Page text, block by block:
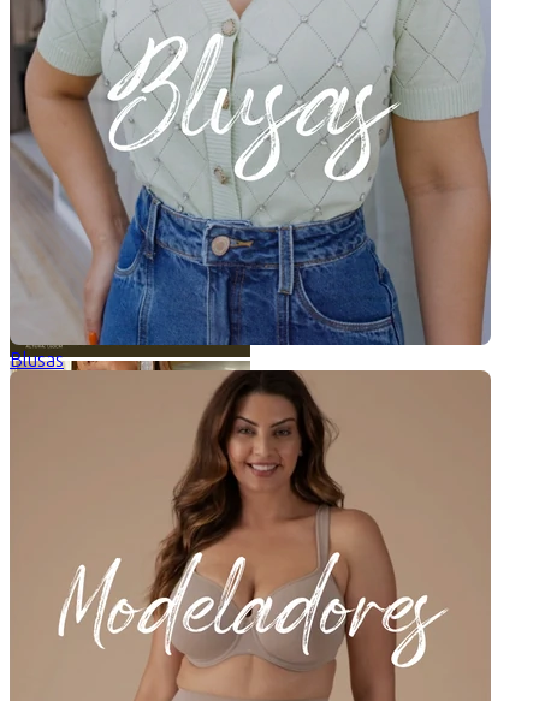
Blusas